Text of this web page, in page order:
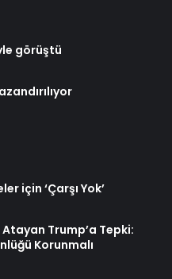
görüştü
için ‘Çarşı Yok’
Trump’a Tepki:
Korunmalı